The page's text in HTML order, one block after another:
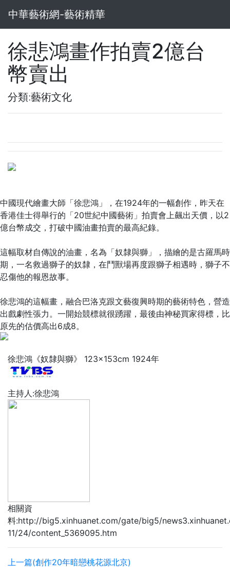
中華藝術網-藝術精華
徐悲鴻畫作拍賣2億台
幣賣出
分類:藝術文化
中國現代繪畫大師「徐悲鴻」，在1924年的一幅創作，昨天在
香港佳士得舉行的「20世紀中國藝術」拍賣會上飆出天價，以2
億台幣成交，打破中國油畫拍賣的最高紀錄。
這幅取材自傳說的油畫，名為「奴隸與獅」，描繪的是古羅馬時
期，一名救過獅子的奴隸，在鬥獸場再度跟獅子相遇時，獅子不
忍傷他的報恩故事。
徐悲鴻的這幅畫，融合巴洛克跟文藝復興時期的藝術特色，營造
出戲劇性張力。一開始競標就很踴躍，最後由神秘買家得標，比
原先的估價高出6成8。
徐悲鴻《奴隸與獅》 123×153cm 1924年
主持人:徐悲鴻
相關資
料:http://big5.xinhuanet.com/gate/big5/
11/24/content_5369095.htm
上一篇(創作20年暗戀桃花源北京)